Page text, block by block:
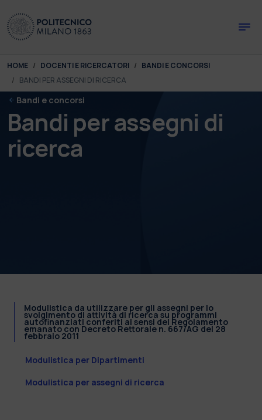
You are here:
HOME DOCENTI E RICERCATORI
BANDI E CONCORSI
BANDI PER ASSEGNI DI RICERCA
Bandi e concorsi
Bandi per assegni di
ricerca
Modulistica da utilizzare per gli assegni per lo
svolgimento di attività di ricerca su programmi
autofinanziati conferiti ai sensi del Regolamento
emanato con Decreto Rettorale n. 667/AG del 28
febbraio 2011
Modulistica per Dipartimenti
Modulistica per assegni di ricerca